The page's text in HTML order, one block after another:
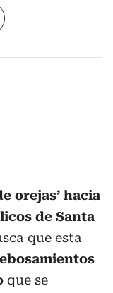
orejas’ hacia
de Santa
que esta
que se